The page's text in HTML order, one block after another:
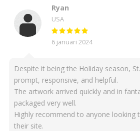
Ryan
USA
6 januari 2024
Despite it being the Holiday season,
prompt, responsive, and helpful.
The artwork arrived quickly and in
packaged very well.
Highly recommend to anyone looking
their site.